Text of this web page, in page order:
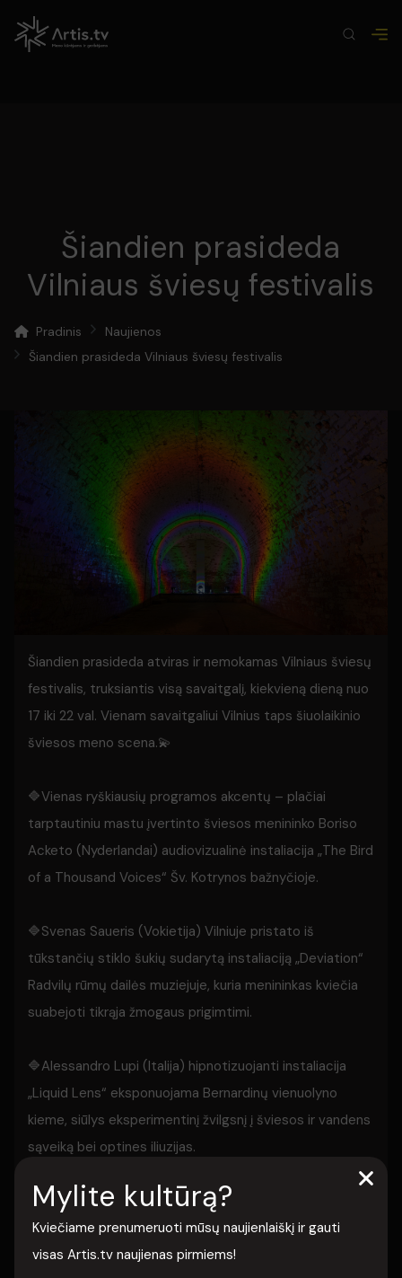
Šiandien prasideda
Vilniaus šviesų festivalis
Pradinis
Naujienos
Šiandien prasideda Vilniaus šviesų festivalis
Šiandien prasideda atviras ir nemokamas Vilniaus šviesų
festivalis, truksiantis visą savaitgalį, kiekvieną dieną nuo
17 iki 22 val. Vienam savaitgaliui Vilnius taps šiuolaikinio
šviesos meno scena.💫
🔷Vienas ryškiausių programos akcentų – plačiai
tarptautiniu mastu įvertinto šviesos menininko Boriso
Acketo (Nyderlandai) audiovizualinė instaliacija „The Bird
of a Thousand Voices“ Šv. Kotrynos bažnyčioje.
🔷Svenas Saueris (Vokietija) Vilniuje pristato iš
tūkstančių stiklo šukių sudarytą instaliaciją „Deviation“
Radvilų rūmų dailės muziejuje, kuria menininkas kviečia
suabejoti tikrąja žmogaus prigimtimi.
🔷Alessandro Lupi (Italija) hipnotizuojanti instaliacija
„Liquid Lens“ eksponuojama Bernardinų vienuolyno
kieme, siūlys eksperimentinį žvilgsnį į šviesos ir vandens
sąveiką bei optines iliuzijas.
🔷Tarp ryškiausių programos vardų taip pat patyriminio
dizaino studijos „Ottomata“ (Kanada) interaktyvi
instaliacija „Tetra“ Vilniaus kultūros centro (buvusių
Mylite kultūrą?
Kviečiame prenumeruoti mūsų naujienlaiškį ir gauti
visas Artis.tv naujienas pirmiems!